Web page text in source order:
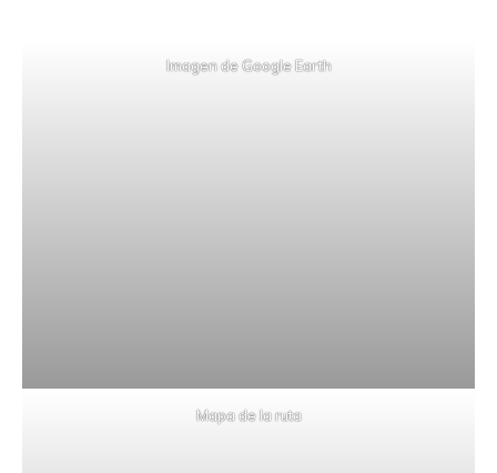
Imagen de Google Earth
Mapa de la ruta